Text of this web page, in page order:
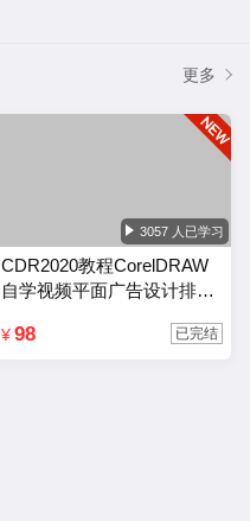
更多
3057 人已学习
CDR2020教程CorelDRAW
自学视频平面广告设计排版
¥ 98 已完结